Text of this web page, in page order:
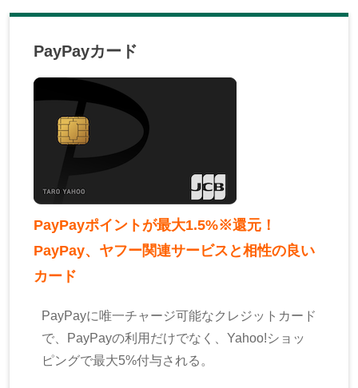
PayPayカード
PayPayポイントが最大1.5%※還元！
PayPay、ヤフー関連サービスと相性の良い
カード
PayPayに唯一チャージ可能なクレジットカード
で、PayPayの利用だけでなく、Yahoo!ショッ
ピングで最大5%付与される。